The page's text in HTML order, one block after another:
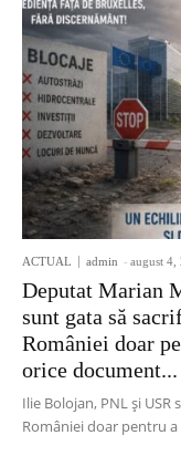
ACTUAL admin - august 4,
Deputat Marian
sunt gata să
României doar
orice document...
Ilie Bolojan, PNL și
României doar pentru